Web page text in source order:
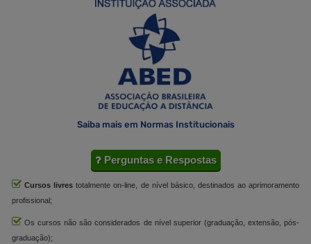
Saiba mais em Normas Institucionais
Perguntas e Respostas
Cursos livres totalmente on-line, de nível básico, destinados ao aprimoramento
profissional;
Os cursos não são considerados de nível superior (graduação, extensão, pós-
graduação);